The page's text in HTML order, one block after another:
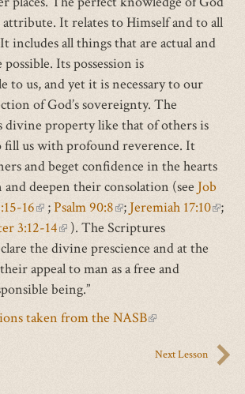
external)
external)
attribute. It relates to Himself and to all
includes all things that are actual and
Its possession is
to us, and yet it is necessary to our
of God’s sovereignty. The
divine property like that of others is
fill us with profound reverence. It
and beget confidence in the hearts
and deepen their consolation (see Job
16(link
is
external)
;Psalm 90:8(link
is
external)
; Jeremiah 17:10(link
;
3:12-14(link
is
external)
). The Scriptures
the divine prescience and at the
appeal to man as a free and
being.”
taken from the NASB(link
external)
Next Lesson